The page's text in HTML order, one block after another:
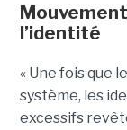
l’identité
« Une fois que
système, les
excessifs